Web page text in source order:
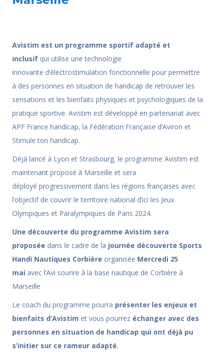
Avistim est un programme sportif adapté et
inclusif qui utilise une technologie
innovante d’électrostimulation fonctionnelle pour permettre
à des personnes en situation de handicap de retrouver les
sensations et les bienfaits physiques et psychologiques de la
pratique sportive. Avistim est développé en partenariat avec
APF France handicap, la Fédération Française d’Aviron et
Stimule ton handicap.
Déjà lancé à Lyon et Strasbourg, le programme Avistim est
maintenant proposé à Marseille et sera
déployé progressivement dans les régions françaises avec
l’objectif de couvrir le territoire national d’ici les Jeux
Olympiques et Paralympiques de Paris 2024.
Une découverte du programme Avistim sera
proposée dans le cadre de la journée découverte Sports
Handi Nautiques Corbière organisée Mercredi 25
mai avec l’Avi sourire à la base nautique de Corbière à
Marseille
Le coach du programme pourra présenter les enjeux et
bienfaits d’Avistim et vous pourrez échanger avec des
personnes en situation de handicap qui ont déjà pu
s’initier sur ce rameur adapté.